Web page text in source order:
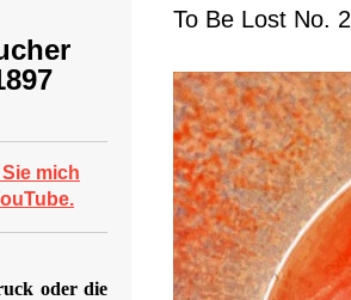
mich
oder die
To Be Lost No. 2